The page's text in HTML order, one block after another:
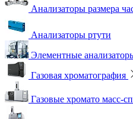
Анализаторы размера
Анализаторы ртути
Элементные
Газовая хроматография
Газовые хромато масс-